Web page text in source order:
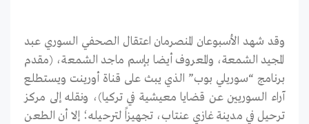
وقد شهد الأسبوعان المنصرمان اعتقال الصحفي السوري عبد
المجيد الشمعة، والمعروف أيضا بإسم ماجد الشمعة، (مقدم
برنامج “سوريلي بوب” الذي يبث على قناة أورينت ويستطلع
آراء السوريين عن قضايا معيشية في تركيا)، ونقله إلى مركز
ترحيل في مدينة غازي عنتاب، تجهيزاً لترحيله؛ إلا أن الطعن